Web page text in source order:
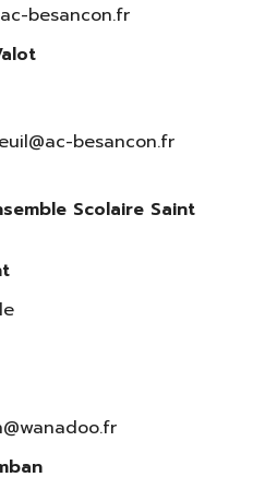
besancon.fr
besancon.fr
Scolaire Saint